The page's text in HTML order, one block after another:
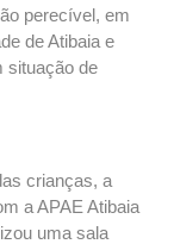
perecível, em
de Atibaia e
situação de
crianças, a
a APAE Atibaia
uma sala